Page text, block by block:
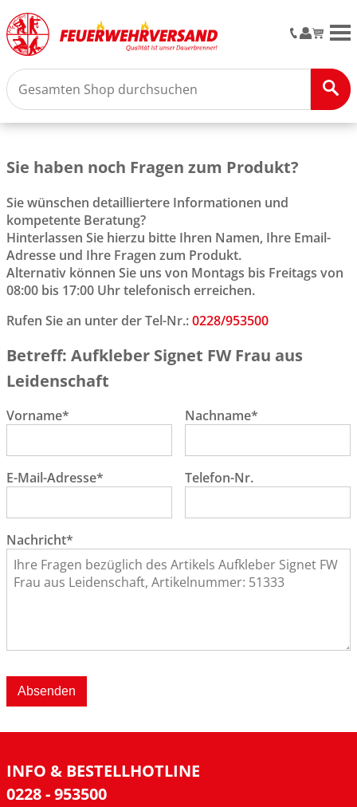
Sie haben noch Fragen zum Produkt?
Sie wünschen detailliertere Informationen und
kompetente Beratung?
Hinterlassen Sie hierzu bitte Ihren Namen, Ihre Email-
Adresse und Ihre Fragen zum Produkt.
Alternativ können Sie uns von Montags bis Freitags von
08:00 bis 17:00 Uhr telefonisch erreichen.
Rufen Sie an unter der Tel-Nr.:0228/953500
Betreff: Aufkleber Signet FW Frau aus
Leidenschaft
Vorname* Nachname*
E-Mail-Adresse* Telefon-Nr.
Nachricht*
Absenden
INFO & BESTELLHOTLINE
0228 - 953500